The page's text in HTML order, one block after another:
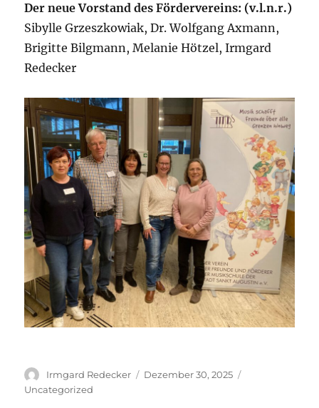
Der neue Vorstand des Fördervereins: (v.l.n.r.)
Sibylle Grzeszkowiak, Dr. Wolfgang Axmann,
Brigitte Bilgmann, Melanie Hötzel, Irmgard
Redecker
Autor
Irmgard Redecker
Veröffentlicht
Dezember 30, 2025
Uncategorized